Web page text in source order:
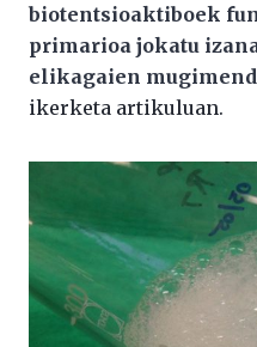
biotentsioaktiboek
primarioa jokatu
elikagaien
ikerketa artikuluan.